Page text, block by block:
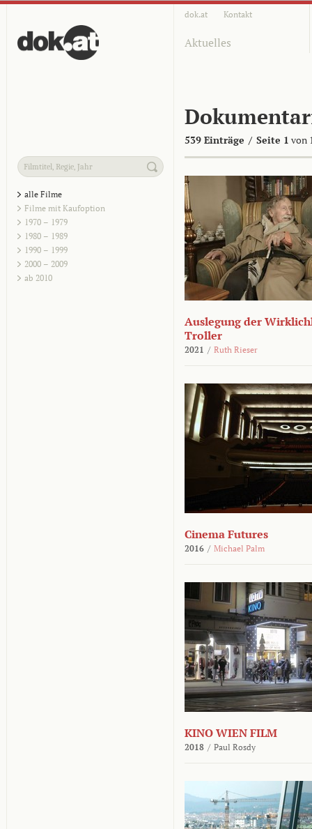
dok.at Kontakt
Aktuelles
539 Einträge / Seite 1 von
alle Filme
Filme mit Kaufoption
1970 – 1979
1980 – 1989
1990 – 1999
2000 – 2009
ab 2010
Auslegung der
Troller
2021 / Ruth Rieser
Cinema Futures
2016 / Michael Palm
KINO WIEN FILM
2018 / Paul Rosdy